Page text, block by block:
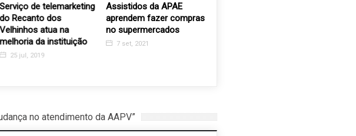
Serviço de telemarketing
do Recanto dos
Velhinhos atua na
melhoria da instituição
25 jul, 2019
Assistidos da APAE
aprendem fazer compras
no supermercados
7 set, 2021
no atendimento da AAPV”